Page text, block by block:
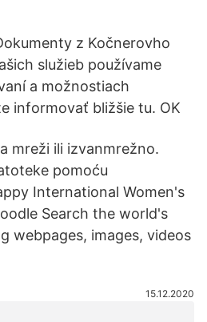
z Kočnerovho
služieb používame
a možnostiach
informovať bližšie tu. OK
mreži ili izvanmrežno.
pomoću
International Women's
Search the world's
webpages, images, videos
15.12.2020